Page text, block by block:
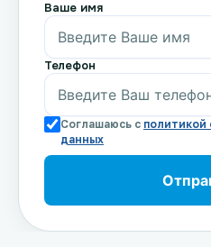
Ваше имя
Телефон
Соглашаюсь с политикой
данных